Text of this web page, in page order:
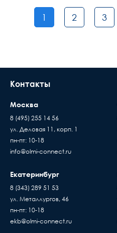
1 2 3
Контакты
Москва
8 (495) 255 14 56
ул. Деловая 11, корп. 1
пн-пт: 10-18
info@olmi-connect.ru
Екатеринбург
8 (343) 289 51 53
ул. Металлургов, 46
пн-пт: 10-18
ekb@olmi-connect.ru